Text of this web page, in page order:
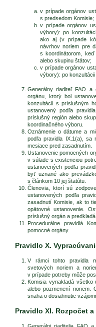
v prípade orgánov
s predsedom Komisie;
v prípade orgánov
výbory): po
ako aj (v prípade
návrhov noriem pre
s koordinátorom,
alebo skupinu štátov;
v prípade orgánov
výbory): po
Generálny riaditeľ FAO a
orgánu, ktorý bol
konzultácii s príslušným
ustanovený podľa
príslušný región alebo
koordinačného výboru.
Oznámenie o dátume a
podľa pravidla IX.1(a), sa
mesiace pred zasadnutím.
Ustanovenie pomocných
v súlade s existenciou
ustanovených podľa
byť uznané ako
s článkom 10 jej štatútu.
Členovia, ktorí sú
ustanovených podľa
zasadnutí Komisie, ak to
opätovné ustanovenie.
príslušný orgán a
Procedurálne pravidlá
pomocné orgány.
Pravidlo X.
V rámci tohto pravidla
svetových noriem a
v prípade potreby môže
Komisia vynakladá všetko
alebo pozmenení noriem.
snaha o dosiahnutie
Pravidlo XI. Rozpočet